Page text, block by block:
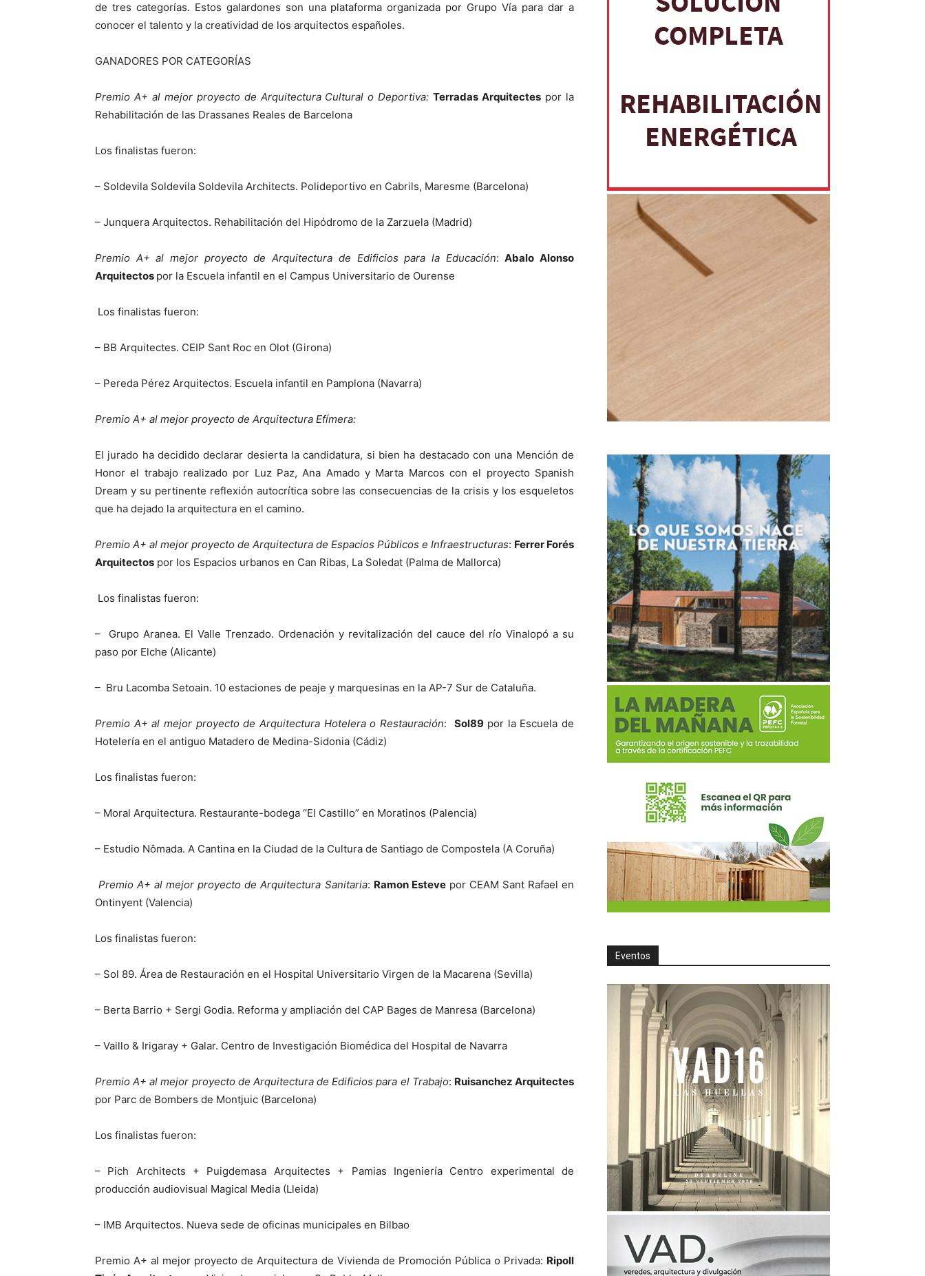
de tres categorías. Estos galardones son una plataforma organizada por Grupo Vía para dar a
conocer el talento y la creatividad de los arquitectos españoles.
GANADORES POR CATEGORÍAS
Premio A+ al mejor proyecto de Arquitectura Cultural o Deportiva: Terradas Arquitectes por la
Rehabilitación de las Drassanes Reales de Barcelona
Los finalistas fueron:
– Soldevila Soldevila Soldevila Architects. Polideportivo en Cabrils, Maresme (Barcelona)
– Junquera Arquitectos. Rehabilitación del Hipódromo de la Zarzuela (Madrid)
Premio A+ al mejor proyecto de Arquitectura de Edificios para la Educación:Abalo Alonso
Arquitectos por la Escuela infantil en el Campus Universitario de Ourense
Los finalistas fueron:
– BB Arquitectes. CEIP Sant Roc en Olot (Girona)
– Pereda Pérez Arquitectos. Escuela infantil en Pamplona (Navarra)
Premio A+ al mejor proyecto de Arquitectura Efímera:
El jurado ha decidido declarar desierta la candidatura, si bien ha destacado con una Mención de
Honor el trabajo realizado por Luz Paz, Ana Amado y Marta Marcos con el proyecto Spanish
Dream y su pertinente reflexión autocrítica sobre las consecuencias de la crisis y los esqueletos
que ha dejado la arquitectura en el camino.
Premio A+ al mejor proyecto de Arquitectura de Espacios Públicos e Infraestructuras: Ferrer Forés
Arquitectos por los Espacios urbanos en Can Ribas, La Soledat (Palma de Mallorca)
Los finalistas fueron:
– Grupo Aranea. El Valle Trenzado. Ordenación y revitalización del cauce del río Vinalopó a su
paso por Elche (Alicante)
– Bru Lacomba Setoain. 10 estaciones de peaje y marquesinas en la AP-7 Sur de Cataluña.
Premio A+ al mejor proyecto de Arquitectura Hotelera o Restauración:Sol89 por la Escuela de
Hotelería en el antiguo Matadero de Medina-Sidonia (Cádiz)
Los finalistas fueron:
– Moral Arquitectura. Restaurante-bodega “El Castillo” en Moratinos (Palencia)
– Estudio Nômada. A Cantina en la Ciudad de la Cultura de Santiago de Compostela (A Coruña)
Premio A+ al mejor proyecto de Arquitectura Sanitaria: Ramon Estevepor CEAM Sant Rafael en
Ontinyent (Valencia)
Los finalistas fueron:
– Sol 89. Área de Restauración en el Hospital Universitario Virgen de la Macarena (Sevilla)
– Berta Barrio + Sergi Godia. Reforma y ampliación del CAP Bages de Manresa (Barcelona)
– Vaillo & Irigaray + Galar. Centro de Investigación Biomédica del Hospital de Navarra
Premio A+ al mejor proyecto de Arquitectura de Edificios para el Trabajo: Ruisanchez Arquitectes
por Parc de Bombers de Montjuic (Barcelona)
Los finalistas fueron:
– Pich Architects + Puigdemasa Arquitectes + Pamias Ingeniería Centro experimental de
producción audiovisual Magical Media (Lleida)
– IMB Arquitectos. Nueva sede de oficinas municipales en Bilbao
Premio A+ al mejor proyecto de Arquitectura de Vivienda de Promoción Pública o Privada: Ripoll
Eventos